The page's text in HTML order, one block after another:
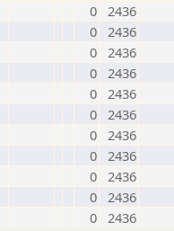
0 2436
0 2436
0 2436
0 2436
0 2436
0 2436
0 2436
0 2436
0 2436
0 2436
0 2436